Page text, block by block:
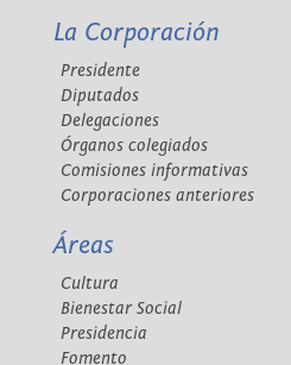
La Corporación
Presidente
Diputados
Delegaciones
Órganos colegiados
Comisiones informativas
Corporaciones anteriores
Áreas
Cultura
Bienestar Social
Presidencia
Fomento